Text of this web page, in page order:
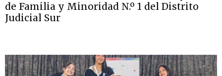
de Familia y Minoridad N.º 1 del Distrito
Judicial Sur